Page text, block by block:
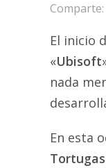
Comparte:
El inicio
«Ubisoft
nada
En esta